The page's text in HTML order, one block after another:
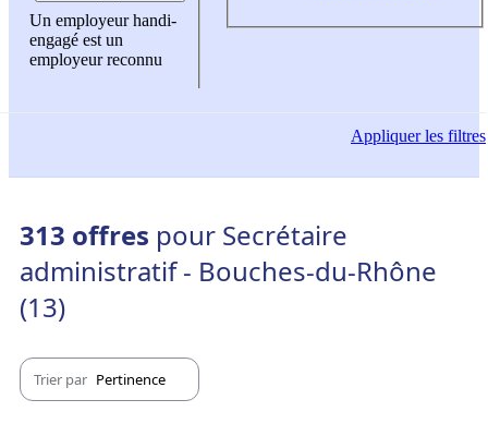
Un employeur handi-
engagé est un
employeur reconnu
Appliquerles filtres
313 offres pour Secrétaire
administratif - Bouches-du-Rhône
(13)
Trier par Pertinence